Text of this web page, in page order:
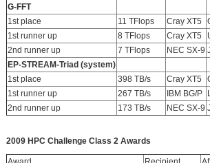
G-FFT
1st place
11 TFlops Cray XT5
1st runner up
8 TFlops Cray XT5
2nd runner up
7 TFlops NEC SX-9
EP-STREAM-Triad (system)
1st place
398 TB/s Cray XT5
1st runner up
267 TB/s IBM BG/P
2nd runner up
173 TB/s NEC SX-9
2009 HPC Challenge Class 2 Awards